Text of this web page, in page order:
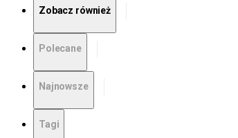
Zobacz również
Polecane
Najnowsze
Tagi